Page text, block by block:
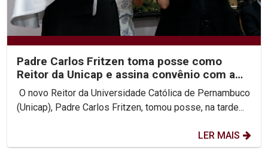
Padre Carlos Fritzen toma posse como
Reitor da Unicap e assina convênio com a
PUC-Rio
O novo Reitor da Universidade Católica de Pernambuco
(Unicap), Padre Carlos Fritzen, tomou posse, na tarde...
LER MAIS